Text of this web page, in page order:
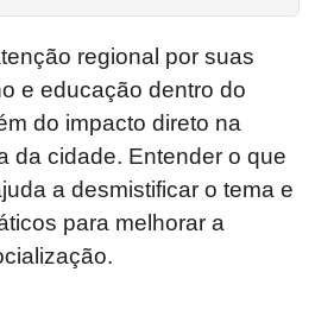
regional por suas
e educação dentro do
do impacto direto na
da cidade. Entender o que
a desmistificar o tema e
para melhorar a